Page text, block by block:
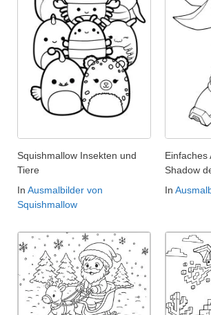
Squishmallow Insekten und
Tiere
In Ausmalbilder von
Squishmallow
Einfaches
Shadow
In